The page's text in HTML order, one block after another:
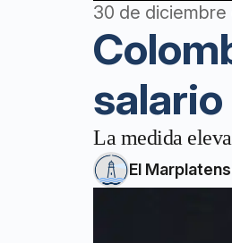
30 de diciembre
La medida
El